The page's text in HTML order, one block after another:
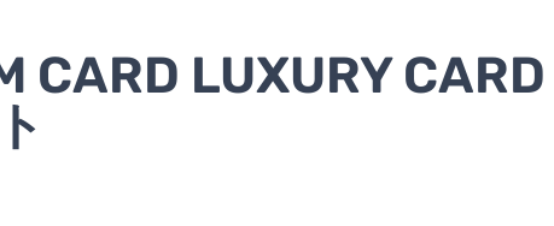
CARD LUXURY CARD